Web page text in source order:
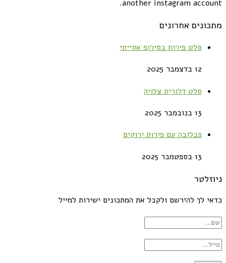
another instagram account.
מתכונים אחרונים
סלט פירות בסירופ אסייתי
12 בדצמבר 2025
סלט דלורית צלויה
13 בנובמבר 2025
פבלובה עם פירות ירוקים
13 בספטמבר 2025
ניוזלטר
כדאי לך להירשם ולקבל את המתכונים ישירות למייל